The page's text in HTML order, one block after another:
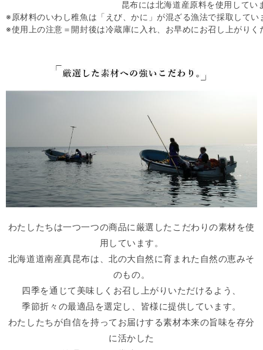
昆布には北海道産原料を使用してい
※原材料のいわし稚魚は「えび、かに」が混ざる漁法で採取してい
※使用上の注意＝開封後は冷蔵庫に入れ、お早めにお召し上がりく
わたしたちは一つ一つの商品に厳選したこだわりの素材を使
用しています。
北海道道南産真昆布は、北の大自然に育まれた自然の恵みそ
のもの。
四季を通じて美味しくお召し上がりいただけるよう、
季節折々の最適品を選定し、皆様に提供しています。
わたしたちが自信を持ってお届けする素材本来の旨味を存分
に活かした